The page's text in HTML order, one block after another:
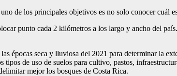
de los principales objetivos es no solo conocer cuál
punto cada 2 kilómetros a los largo y ancho del
épocas seca y lluviosa del 2021 para determinar la
de uso de suelos para cultivo, pastos,
mejor los bosques de Costa Rica.